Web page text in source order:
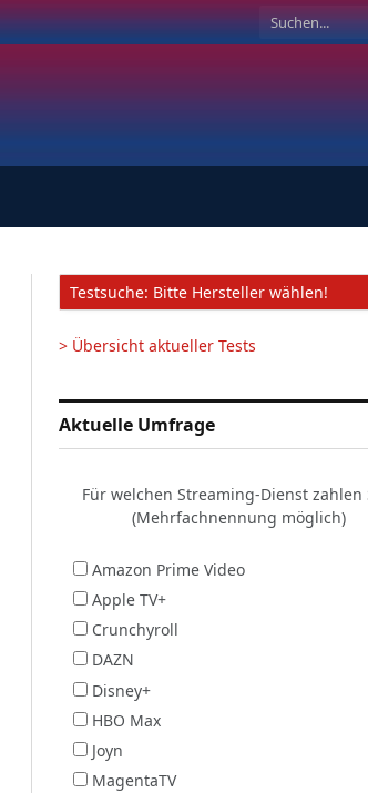
> Übersicht aktueller Tests
Aktuelle Umfrage
Für welchen Streaming-Dienst zahlen
(Mehrfachnennung möglich)
Amazon Prime Video
Apple TV+
Crunchyroll
DAZN
Disney+
HBO Max
Joyn
MagentaTV